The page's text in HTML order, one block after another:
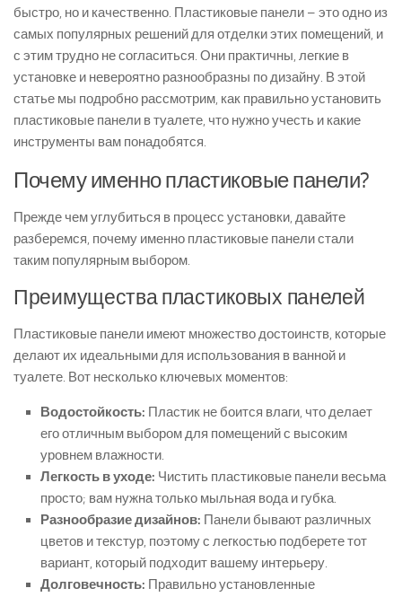
быстро, но и качественно. Пластиковые панели – это одно из
самых популярных решений для отделки этих помещений, и
с этим трудно не согласиться. Они практичны, легкие в
установке и невероятно разнообразны по дизайну. В этой
статье мы подробно рассмотрим, как правильно установить
пластиковые панели в туалете, что нужно учесть и какие
инструменты вам понадобятся.
Почему именно пластиковые панели?
Прежде чем углубиться в процесс установки, давайте
разберемся, почему именно пластиковые панели стали
таким популярным выбором.
Преимущества пластиковых панелей
Пластиковые панели имеют множество достоинств, которые
делают их идеальными для использования в ванной и
туалете. Вот несколько ключевых моментов:
Водостойкость: Пластик не боится влаги, что делает
его отличным выбором для помещений с высоким
уровнем влажности.
Легкость в уходе: Чистить пластиковые панели весьма
просто; вам нужна только мыльная вода и губка.
Разнообразие дизайнов: Панели бывают различных
цветов и текстур, поэтому с легкостью подберете тот
вариант, который подходит вашему интерьеру.
Долговечность: Правильно установленные